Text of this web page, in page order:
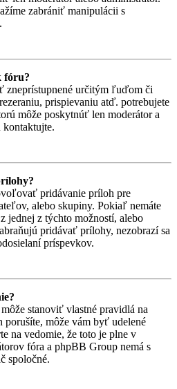
zabrániť manipulácii s
fóru?
zneprístupnené určitým ľuďom či
prispievaniu atď. potrebujete
môže poskytnúť len moderátor a
kontaktujte.
pridávanie príloh pre
alebo skupiny. Pokiaľ nemáte
jednej z týchto možností, alebo
pridávať prílohy, nezobrazí sa
príspevkov.
stanoviť vlastné pravidlá na
môže vám byť udelené
na vedomie, že toto je plne v
fóra a phpBB Group nemá s
spoločné.